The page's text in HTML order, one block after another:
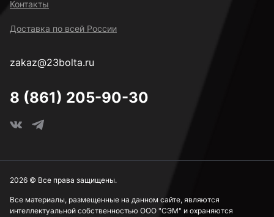
Контакты
Доставка по всей России
zakaz@23bolta.ru
8 (861) 205-90-30
Все материалы, размещенные на данном сайте, являются
интеллектуальной собственностью ООО "СЭМ" и охраняются
2026 © Все права защищены.